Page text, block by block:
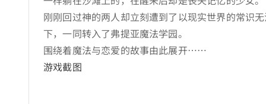
刚刚回过神的两人却立刻遭到了以现实世界的常识
下，一同转入了弗提亚魔法学园。
围绕着魔法与恋爱的故事由此展开……
游戏截图